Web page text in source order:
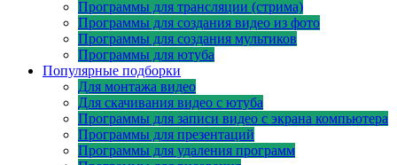
Программы для трансляции (стрима)
Программы для создания видео из фото
Программы для создания мультиков
Программы для ютуба
Популярные подборки
Для монтажа видео
Для скачивания видео с ютуба
Программы для записи видео с экрана компьютера
Программы для презентаций
Программы для удаления программ